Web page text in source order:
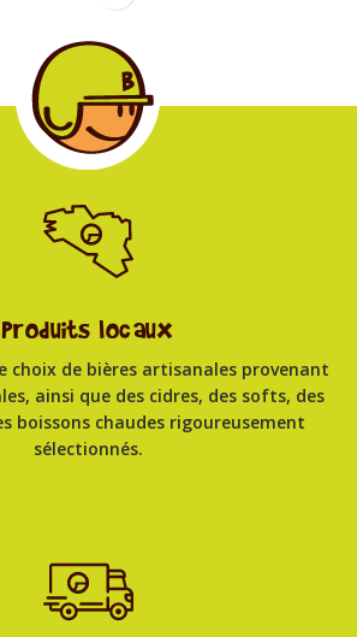
Produits locaux
choix de bières artisanales provenant
ainsi que des cidres, des softs, des
boissons chaudes rigoureusement
sélectionnés.